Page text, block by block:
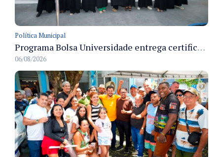
Política Municipal
Programa Bolsa Universidade entrega certificados a formandos em Manaus na sede do Executivo municipal
06/08/2026